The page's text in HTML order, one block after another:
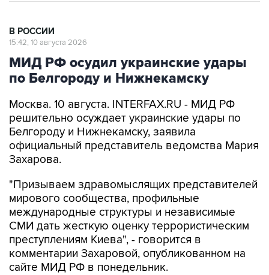
В РОССИИ
15:42, 10 августа 2026
МИД РФ осудил украинские удары
по Белгороду и Нижнекамску
Москва. 10 августа. INTERFAX.RU - МИД РФ
решительно осуждает украинские удары по
Белгороду и Нижнекамску, заявила
официальный представитель ведомства Мария
Захарова.
"Призываем здравомыслящих представителей
мирового сообщества, профильные
международные структуры и независимые
СМИ дать жесткую оценку террористическим
преступлениям Киева", - говорится в
комментарии Захаровой, опубликованном на
сайте МИД РФ в понедельник.